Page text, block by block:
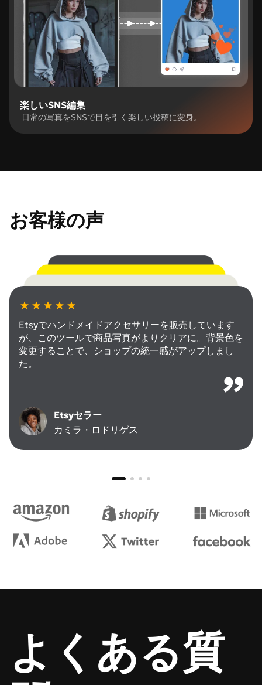
楽しいSNS編集
日常の写真をSNSで目を引く楽しい投稿に変身。
お客様の声
Etsyでハンドメイドアクセサリーを販売しています
が、このツールで商品写真がよりクリアに。背景色を
変更することで、ショップの統一感がアップしまし
た。
Etsyセラー
カミラ・ロドリゲス
SNS投稿用に写真を編集していますが、PixPrettyな
ら背景をコンテンツのテーマに合わせるのが超簡単。
以前の方法と比べて楽ちんです。
て、クライアントに複数の選択肢を見せられるので、
フォトグラファー
ビジネスオーナー
イーサン・ウォーカー
よくある質